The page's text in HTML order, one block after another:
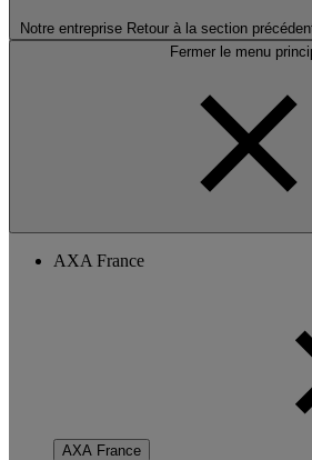
Notre entreprise Retour à la section
Fermer le menu
AXA France
AXA France